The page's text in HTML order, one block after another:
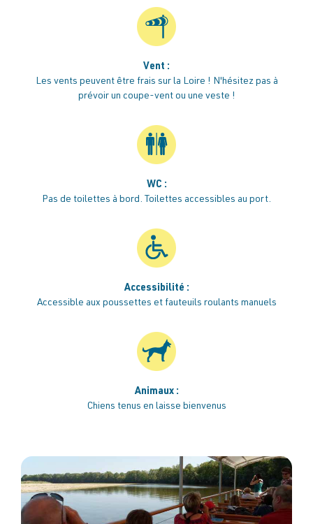
Vent :
Les vents peuvent être frais sur la Loire ! N'hésitez pas à
prévoir un coupe-vent ou une veste !
WC :
Pas de toilettes à bord. Toilettes accessibles au port.
Accessibilité :
Accessible aux poussettes et fauteuils roulants manuels
Animaux :
Chiens tenus en laisse bienvenus